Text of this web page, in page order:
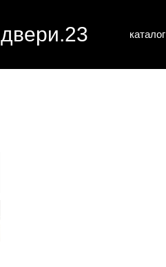
каталог
двери.23